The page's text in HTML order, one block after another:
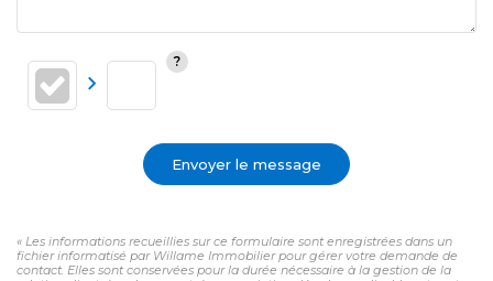
Envoyer le message
« Les informations recueillies sur ce formulaire sont enregistrées dans un
fichier informatisé par Willame Immobilier pour gérer votre demande de
contact. Elles sont conservées pour la durée nécessaire à la gestion de la